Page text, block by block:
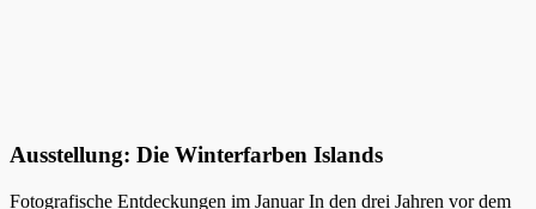
Ausstellung: Die Winterfarben Islands
Fotografische Entdeckungen im Januar In den drei Jahren vor dem